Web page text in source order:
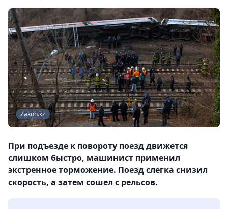
Zakon.kz
При подъезде к повороту поезд движется
слишком быстро, машинист применил
экстренное торможение. Поезд слегка снизил
скорость, а затем сошел с рельсов.